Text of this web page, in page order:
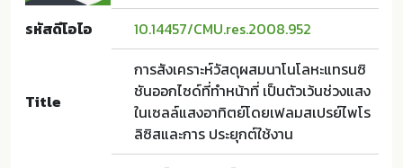
รหัสดีโอไอ
10.14457/CMU.res.2008.952
Title
การสังเคราะห์วัสดุผสมนาโนโลหะแทรนซิ
ชันออกไซด์ที่ทำหน้าที่ เป็นตัวเว้นช่วงแสง
ในเซลล์แสงอาทิตย์โดยเฟลมสเปรย์ไพโร
ลิซิสและการ ประยุกต์ใช้งาน